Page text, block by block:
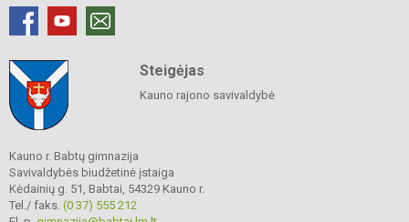
Steigėjas
Kauno rajono savivaldybė
Kauno r. Babtų gimnazija
Savivaldybės biudžetinė įstaiga
Kėdainių g. 51, Babtai, 54329 Kauno r.
Tel./ faks. (0 37) 555 212